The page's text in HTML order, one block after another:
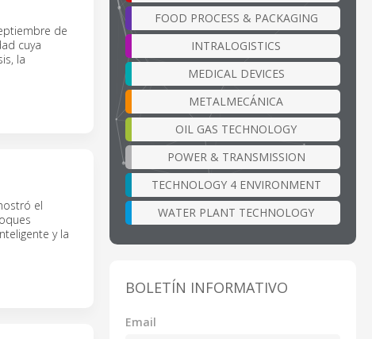
de
cuya
la
el
y la
FOOD PROCESS & PACKAGING
INTRALOGISTICS
MEDICAL DEVICES
METALMECÁNICA
OIL GAS TECHNOLOGY
POWER & TRANSMISSION
TECHNOLOGY 4 ENVIRONMENT
WATER PLANT TECHNOLOGY
BOLETÍN INFORMATIVO
Email